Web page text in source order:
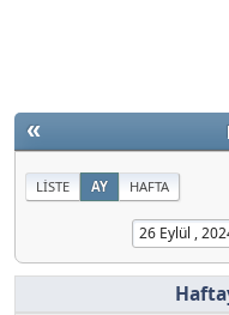
«
LISTE AY HAFTA